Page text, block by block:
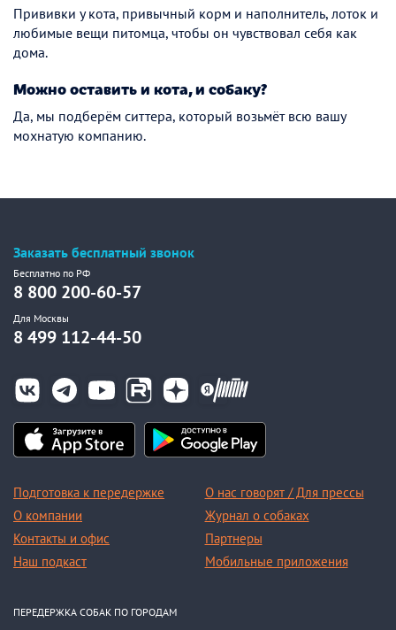
Прививки у кота, привычный корм и наполнитель, лоток и
любимые вещи питомца, чтобы он чувствовал себя как
дома.
Можно оставить и кота, и собаку?
Да, мы подберём ситтера, который возьмёт всю вашу
мохнатую компанию.
Заказать бесплатный звонок
Бесплатно по РФ
8 800 200-60-57
Для Москвы
8 499 112-44-50
Подготовка к передержке
О компании
Контакты и офис
Наш подкаст
О нас говорят / Для прессы
Журнал о собаках
Партнеры
Мобильные приложения
ПЕРЕДЕРЖКА СОБАК ПО ГОРОДАМ